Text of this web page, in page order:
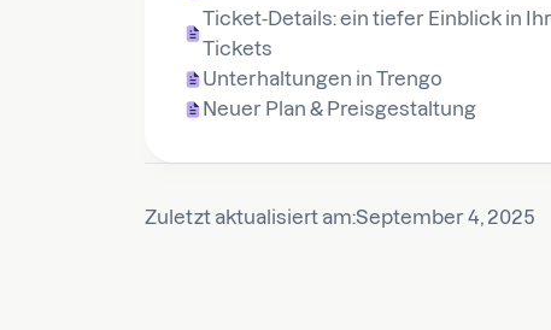
Ticket-Details: ein tiefer Einblick in
Tickets
Unterhaltungen in Trengo
Neuer Plan & Preisgestaltung
Zuletzt aktualisiert am:September 4, 2025